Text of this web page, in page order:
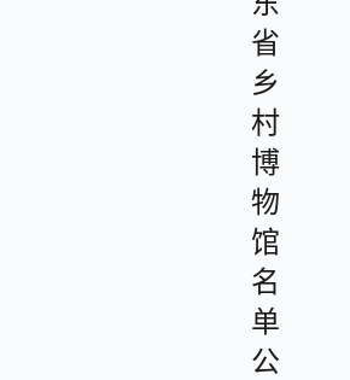
省
乡
村
博
物
馆
名
单
公